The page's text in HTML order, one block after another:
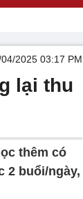
2025 03:17 PM
lại thu
thêm có
2 buổi/ngày,